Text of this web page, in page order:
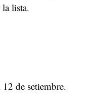
la lista.
de setiembre.